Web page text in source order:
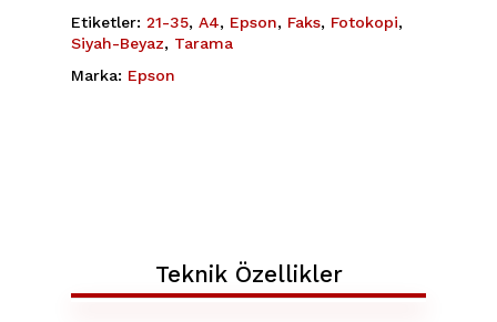
Etiketler: 21-35, A4, Epson, Faks, Fotokopi,
Siyah-Beyaz, Tarama
Marka: Epson
Teknik Özellikler